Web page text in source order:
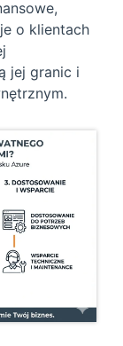
o klientach
jej granic i